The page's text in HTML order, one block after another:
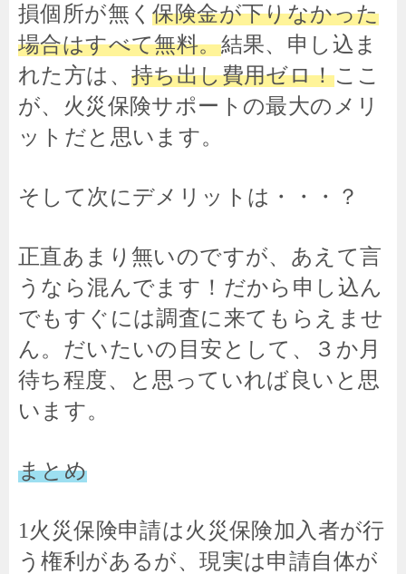
損個所が無く保険金が下りなかった
場合はすべて無料。結果、申し込ま
れた方は、 持ち出し費用ゼロ！ここ
が、火災保険サポートの最大のメリ
ットだと思います。
そして次にデメリットは・・・？
正直あまり無いのですが、あえて言
うなら混んでます！だから申し込ん
でもすぐには調査に来てもらえませ
ん。だいたいの目安として、３か月
待ち程度、と思っていれば良いと思
います。
まとめ
1火災保険申請は火災保険加入者が行
う権利があるが、現実は申請自体が